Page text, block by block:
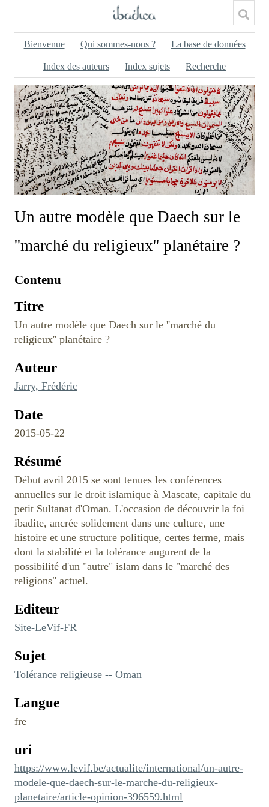
Bienvenue Qui sommes-nous ? La base de données
Index des auteurs Index sujets Recherche
Un autre modèle que Daech sur le
''marché du religieux'' planétaire ?
Contenu
Titre
Un autre modèle que Daech sur le ''marché du
religieux'' planétaire ?
Auteur
Jarry, Frédéric
Date
2015-05-22
Résumé
Début avril 2015 se sont tenues les conférences
annuelles sur le droit islamique à Mascate, capitale du
petit Sultanat d'Oman. L'occasion de découvrir la foi
ibadite, ancrée solidement dans une culture, une
histoire et une structure politique, certes ferme, mais
dont la stabilité et la tolérance augurent de la
possibilité d'un "autre" islam dans le "marché des
religions" actuel.
Editeur
Site-LeVif-FR
Sujet
Tolérance religieuse -- Oman
Langue
fre
uri
https://www.levif.be/actualite/international/un-autre-
modele-que-daech-sur-le-marche-du-religieux-
planetaire/article-opinion-396559.html